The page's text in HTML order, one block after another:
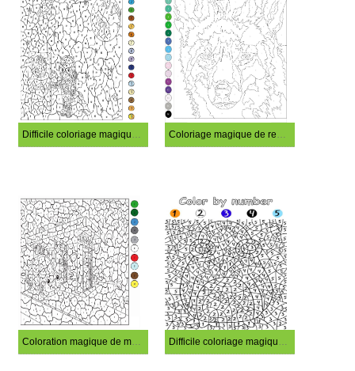
Difficile coloriage magique d’astronaute Coloriage magique de renard difficile
Coloration magique de machine difficile Difficile coloriage magique de pingouin